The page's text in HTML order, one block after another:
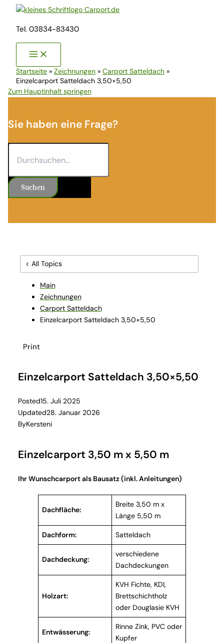
Zum
springen
Tel. 03834-83430
Startseite » Zeichnungen » Carport Satteldach »
Einzelcarport Satteldach 3,50×5,50
Zum Hauptinhalt springen
Sie haben eine Frage?
Suchen
< All Topics
Main
Zeichnungen
Carport Satteldach
Einzelcarport Satteldach 3,50×5,50
Print
Einzelcarport Satteldach 3,50×5,50
Posted15. Juli 2025
Updated28. Januar 2026
ByKersteni
Einzelcarport 3,50 m x 5,50 m
Ihr Wunschcarport als Bausatz (inkl. Anleitungen)
Dachfläche:
Breite 3,50 m x
Länge 5,50 m
Dachform: Satteldach
Dachdeckung:
verschiedene
Dachdeckungen
Holzart:
KVH Fichte, KDI,
Brettschichtholz
oder Douglasie KVH
Entwässerung:
Rinne Zink, PVC oder
Kupfer